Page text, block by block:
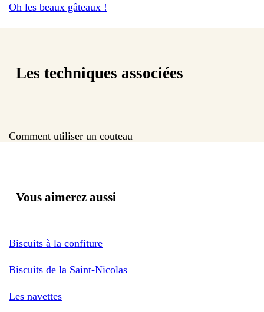
Oh les beaux gâteaux !
Les techniques associées
Comment utiliser un couteau
Vous aimerez aussi
Biscuits à la confiture
Biscuits de la Saint-Nicolas
Les navettes